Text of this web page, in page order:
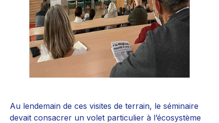
Au lendemain de ces visites de terrain, le séminaire
devait consacrer un volet particulier à l’écosystème